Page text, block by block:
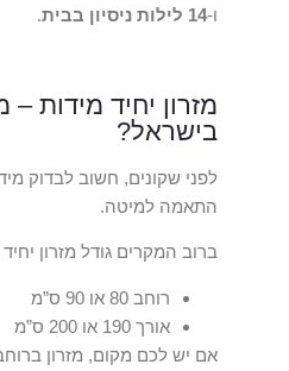
ו-14 לילות ניסיון בבית .
מזרון יחיד מידות
בישראל?
לפני שקונים, חשוב לבדוק
התאמה למיטה.
ברוב המקרים גודל מזרון
רוחב 80 או 90 ס”מ
אורך 190 או 200 ס”מ